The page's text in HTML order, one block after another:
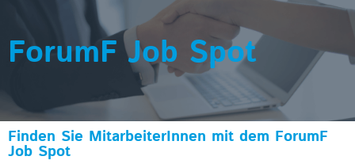
ForumF Job Spot
Finden Sie MitarbeiterInnen mit dem ForumF
Job Spot